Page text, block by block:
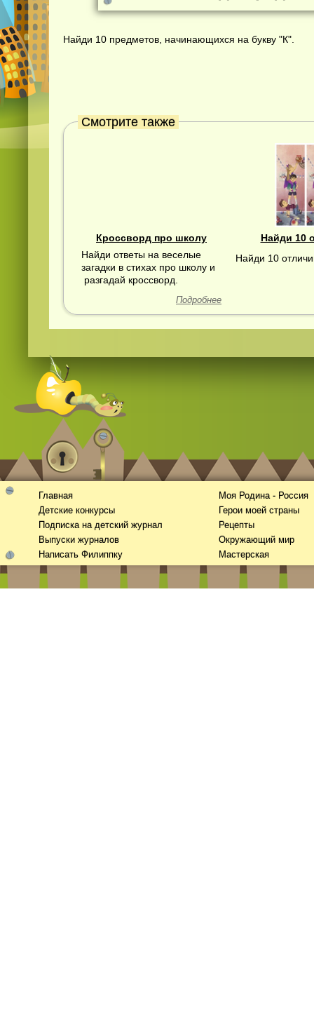
Найди 10 предметов, начинающихся на букву "К".
Смотрите также
Кроссворд про школу
Найди ответы на веселые
загадки в стихах про школу и
разгадай кроссворд.
Подробнее
Найди 10
Найди 10
Главная
Детские конкурсы
Подписка на детский журнал
Выпуски журналов
Написать Филиппку
Моя Родина - Россия
Герои моей страны
Рецепты
Окружающий мир
Мастерская
Смотреть видеоhdонлайн